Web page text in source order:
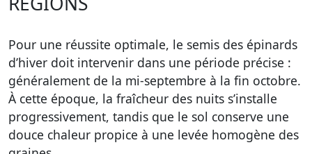
Pour une réussite optimale, le semis des épinards
d’hiver doit intervenir dans une période précise :
généralement de la mi-septembre à la fin octobre.
À cette époque, la fraîcheur des nuits s’installe
progressivement, tandis que le sol conserve une
douce chaleur propice à une levée homogène des